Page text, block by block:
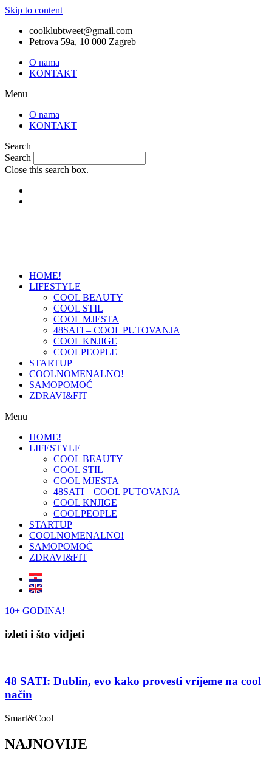
Skip to content
coolklubtweet@gmail.com
Petrova 59a, 10 000 Zagreb
O nama
KONTAKT
Menu
O nama
KONTAKT
Search
Search
Close this search box.
HOME!
LIFESTYLE
COOL BEAUTY
COOL STIL
COOL MJESTA
48SATI – COOL PUTOVANJA
COOL KNJIGE
COOLPEOPLE
STARTUP
COOLNOMENALNO!
SAMOPOMOĆ
ZDRAVI&FIT
Menu
HOME!
LIFESTYLE
COOL BEAUTY
COOL STIL
COOL MJESTA
48SATI – COOL PUTOVANJA
COOL KNJIGE
COOLPEOPLE
STARTUP
COOLNOMENALNO!
SAMOPOMOĆ
ZDRAVI&FIT
10+ GODINA!
izleti i što vidjeti
48 SATI: Dublin, evo kako provesti vrijeme na cool
način
Smart&Cool
NAJNOVIJE